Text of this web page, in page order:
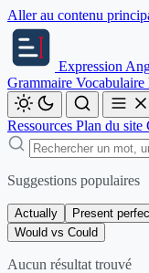
Aller au contenu
Expression
Grammaire Vocabulaire
Ressources Plan du site
Suggestions populaires
Actually Present
Would vs Could
Aucun résultat trouvé